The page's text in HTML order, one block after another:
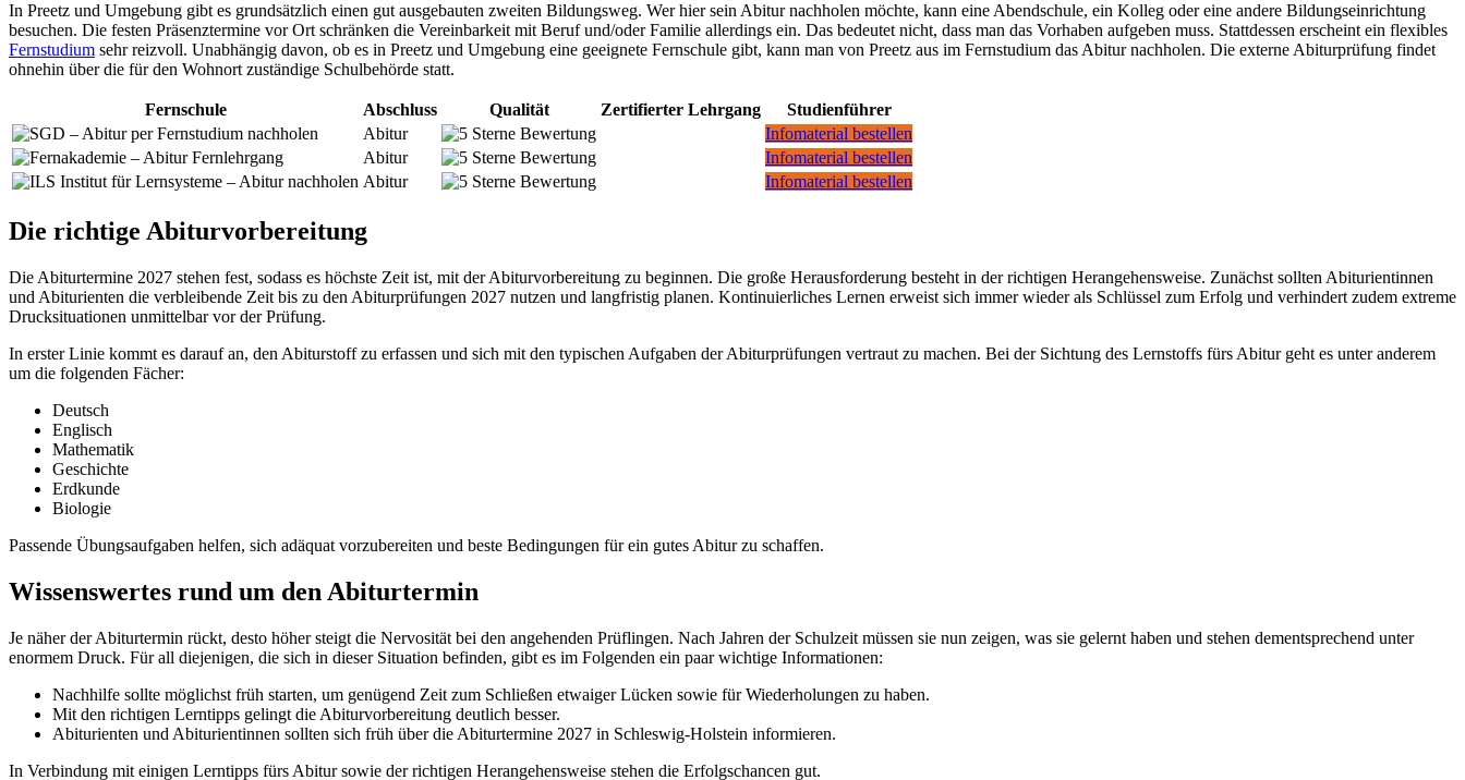
In Preetz und Umgebung gibt es grundsätzlich einen gut ausgebauten zweiten Bildungsweg. Wer hier sein Abitur nachholen möchte, kann eine Abendschule, ein Kolleg oder eine andere Bildungseinrichtung
besuchen. Die festen Präsenztermine vor Ort schränken die Vereinbarkeit mit Beruf und/oder Familie allerdings ein. Das bedeutet nicht, dass man das Vorhaben aufgeben muss. Stattdessen erscheint ein flexibles
Fernstudium sehr reizvoll. Unabhängig davon, ob es in Preetz und Umgebung eine geeignete Fernschule gibt, kann man von Preetz aus im Fernstudium das Abitur nachholen. Die externe Abiturprüfung findet
ohnehin über die für den Wohnort zuständige Schulbehörde statt.
Fernschule Abschluss Qualität Zertifierter Lehrgang
Studienführer
Abitur
Infomaterial bestellen
Abitur
Infomaterial bestellen
Abitur
Infomaterial bestellen
Die richtige Abiturvorbereitung
Die Abiturtermine 2027 stehen fest, sodass es höchste Zeit ist, mit der Abiturvorbereitung zu beginnen. Die große Herausforderung besteht in der richtigen Herangehensweise. Zunächst sollten Abiturientinnen
und Abiturienten die verbleibende Zeit bis zu den Abiturprüfungen 2027 nutzen und langfristig planen. Kontinuierliches Lernen erweist sich immer wieder als Schlüssel zum Erfolg und verhindert zudem extreme
Drucksituationen unmittelbar vor der Prüfung.
In erster Linie kommt es darauf an, den Abiturstoff zu erfassen und sich mit den typischen Aufgaben der Abiturprüfungen vertraut zu machen. Bei der Sichtung des Lernstoffs fürs Abitur geht es unter anderem
um die folgenden Fächer:
Deutsch
Englisch
Mathematik
Geschichte
Erdkunde
Biologie
Passende Übungsaufgaben helfen, sich adäquat vorzubereiten und beste Bedingungen für ein gutes Abitur zu schaffen.
Wissenswertes rund um den Abiturtermin
Je näher der Abiturtermin rückt, desto höher steigt die Nervosität bei den angehenden Prüflingen. Nach Jahren der Schulzeit müssen sie nun zeigen, was sie gelernt haben und stehen dementsprechend unter
enormem Druck. Für all diejenigen, die sich in dieser Situation befinden, gibt es im Folgenden ein paar wichtige Informationen:
Nachhilfe sollte möglichst früh starten, um genügend Zeit zum Schließen etwaiger Lücken sowie für Wiederholungen zu haben.
Mit den richtigen Lerntipps gelingt die Abiturvorbereitung deutlich besser.
Abiturienten und Abiturientinnen sollten sich früh über die Abiturtermine 2027 in Schleswig-Holstein informieren.
In Verbindung mit einigen Lerntipps fürs Abitur sowie der richtigen Herangehensweise stehen die Erfolgschancen gut.